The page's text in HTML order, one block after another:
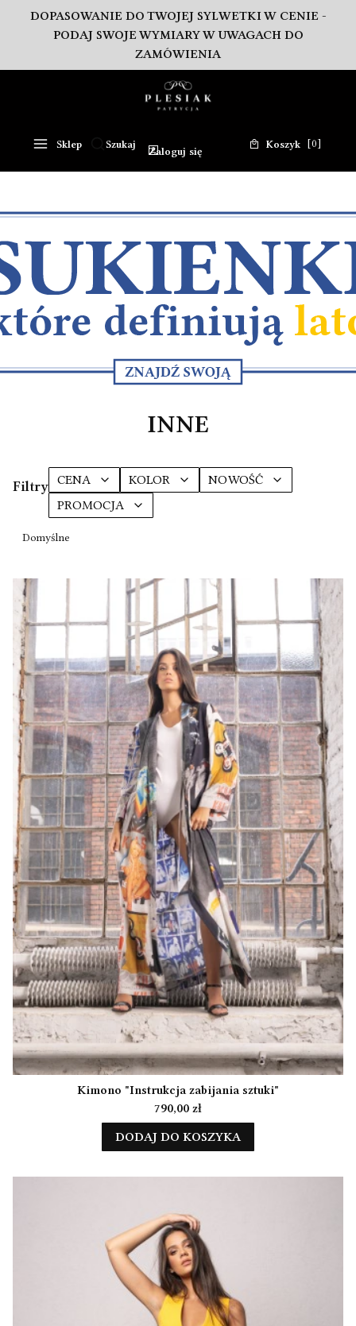
DOPASOWANIE DO TWOJEJ SYLWETKI W CENIE -
PODAJ SWOJE WYMIARY W UWAGACH DO
ZAMÓWIENIA
Sklep
Otwórz wyszukiwarkę
Szukaj
Zaloguj się
Produkty w
Koszyk
INNE
Filtry CENA KOLOR
NOWOŚĆ
PROMOCJA
Domyślne
Kimono "Instrukcja zabijania sztuki"
Cena
790,00 zł
DODAJ DO KOSZYKA